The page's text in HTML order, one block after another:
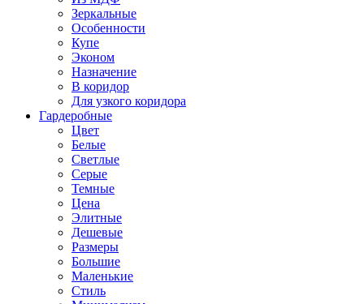
Зеркальные
Особенности
Купе
Эконом
Назначение
В коридор
Для узкого коридора
Гардеробные
Цвет
Белые
Светлые
Серые
Темные
Цена
Элитные
Дешевые
Размеры
Большие
Маленькие
Стиль